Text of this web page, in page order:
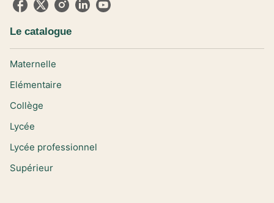
Le catalogue
Maternelle
Elémentaire
Collège
Lycée
Lycée professionnel
Supérieur